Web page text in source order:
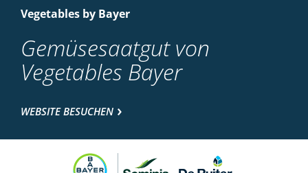
Vegetables by Bayer
Gemüsesaatgut von
Vegetables Bayer
WEBSITE BESUCHEN